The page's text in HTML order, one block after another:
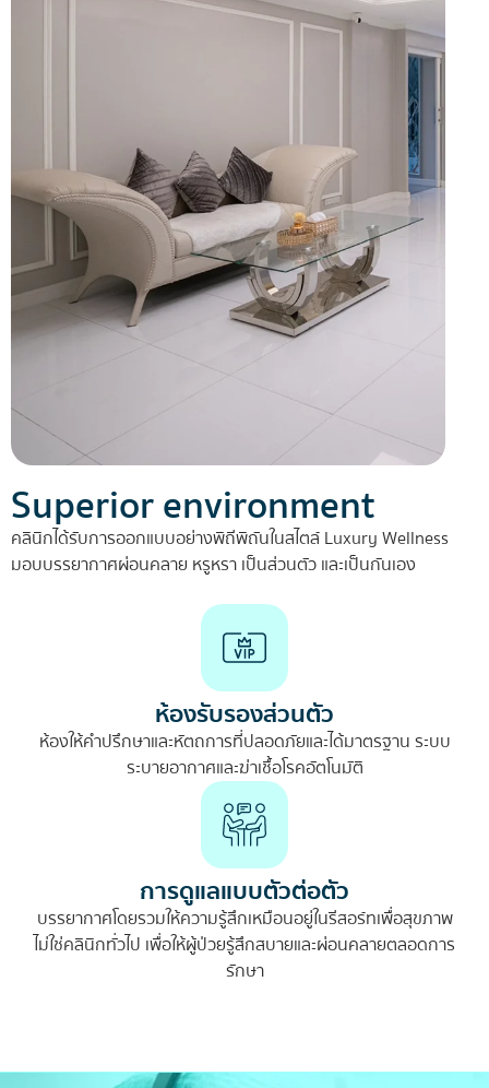
Superior environment
คลินิกได้รับการออกแบบอย่างพิถีพิถันในสไตล์ Luxury Wellness
มอบบรรยากาศผ่อนคลาย หรูหรา เป็นส่วนตัว และเป็นกันเอง
ห้องรับรองส่วนตัว
ห้องให้คำปรึกษาและหัตถการที่ปลอดภัยและได้มาตรฐาน ระบบ
ระบายอากาศและฆ่าเชื้อโรคอัตโนมัติ
การดูแลแบบตัวต่อตัว
บรรยากาศโดยรวมให้ความรู้สึกเหมือนอยู่ในรีสอร์ทเพื่อสุขภาพ
ไม่ใช่คลินิกทั่วไป เพื่อให้ผู้ป่วยรู้สึกสบายและผ่อนคลายตลอดการ
รักษา